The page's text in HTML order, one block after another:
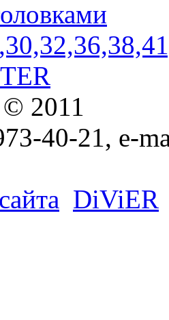
2011
40-21, e-
DiViER